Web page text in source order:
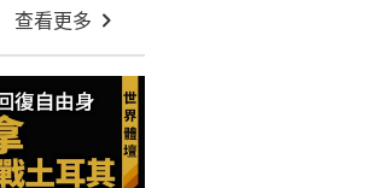
查看更多